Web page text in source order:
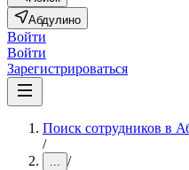
Абдулино
Войти
Войти
Зарегистрироваться
Поиск сотрудников в
/
... /